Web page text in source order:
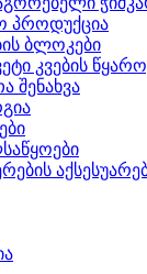
პროდუქცია
ბლოკები
კვების
შენახვა